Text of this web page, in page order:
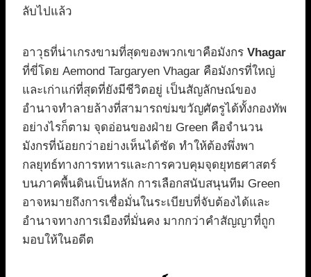
ลับไปแล้ว
อาวุธที่น่าเกรงขามที่สุดของพวกเขาคือมังกร Vhagar
ที่ขี่โดย Aemond Targaryen Vhagar คือมังกรที่ใหญ่
และเก่าแก่ที่สุดที่ยังมีชีวิตอยู่ เป็นสัญลักษณ์ของ
อำนาจทำลายล้างที่สามารถข่มขวัญศัตรูได้ทั้งกองทัพ
อย่างไรก็ตาม จุดอ่อนของฝ่าย Green คือจำนวน
มังกรที่น้อยกว่าอย่างเห็นได้ชัด ทำให้ต้องพึ่งพา
กลยุทธ์ทางการทหารและการควบคุมจุดยุทธศาสตร์
บนภาคพื้นดินเป็นหลัก การเลือกสนับสนุนทีม Green
อาจหมายถึงการเชื่อมั่นในระเบียบที่จับต้องได้และ
อำนาจทางการเมืองที่มั่นคง มากกว่าคำสัญญาที่ถูก
มอบให้ในอดีต